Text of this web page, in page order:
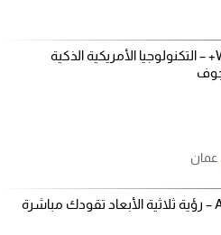
???? WF202 PRO+ – التكنولوجيا الأمريكية الذكية
عمان
???? AJAX TROY – رؤية ثلاثية الأبعاد تقودك مباشرة